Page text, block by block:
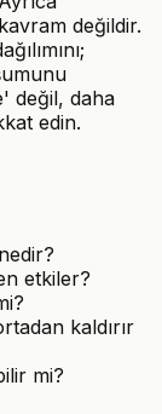
değildir.
değil, daha
edin.
etkiler?
kaldırır
mi?